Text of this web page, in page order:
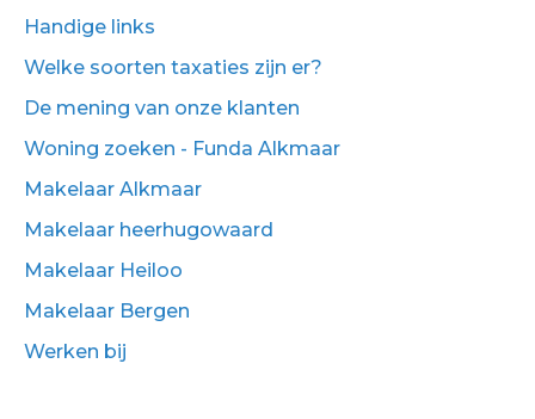
Handige links
Welke soorten taxaties zijn er?
De mening van onze klanten
Woning zoeken - Funda Alkmaar
Makelaar Alkmaar
Makelaar heerhugowaard
Makelaar Heiloo
Makelaar Bergen
Werken bij